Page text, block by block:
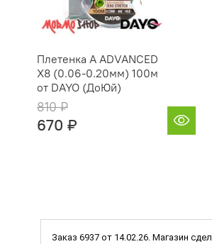
Плетенка A ADVANCED
X8 (0.06-0.20мм) 100м
от DAYO (ДоЮй)
810 ₽
670 ₽
Заказ 6937 от 14.02.26. Магазин